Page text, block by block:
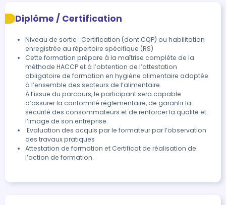
Diplôme / Certification
Niveau de sortie : Certification (dont CQP) ou habilitation
enregistrée au répertoire spécifique (RS)
Cette formation prépare à la maîtrise complète de la
méthode HACCP et à l’obtention de l’attestation
obligatoire de formation en hygiène alimentaire adaptée
à l’ensemble des secteurs de l’alimentaire.
À l’issue du parcours, le participant sera capable
d’assurer la conformité réglementaire, de garantir la
sécurité des consommateurs et de renforcer la qualité et
l’image de son entreprise.
des travaux pratiques
Attestation de formation et Certificat de réalisation de
l’action de formation.